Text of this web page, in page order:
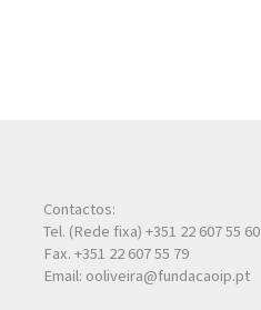
Contactos:
Tel. (Rede fixa) +351 22 607 55 60
Fax. +351 22 607 55 79
Email: ooliveira@fundacaoip.pt